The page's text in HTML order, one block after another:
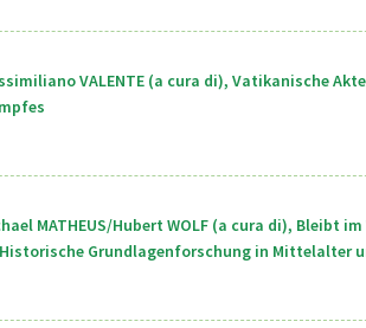
VALENTE (a cura di), Vatikanische
MATHEUS/Hubert WOLF (a cura di), Bleibt
Grundlagenforschung in Mittelalter